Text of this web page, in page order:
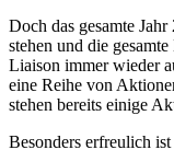
Doch das gesamte
stehen und die
Liaison immer wieder
eine Reihe von
stehen bereits einige
Besonders erfreulich ist